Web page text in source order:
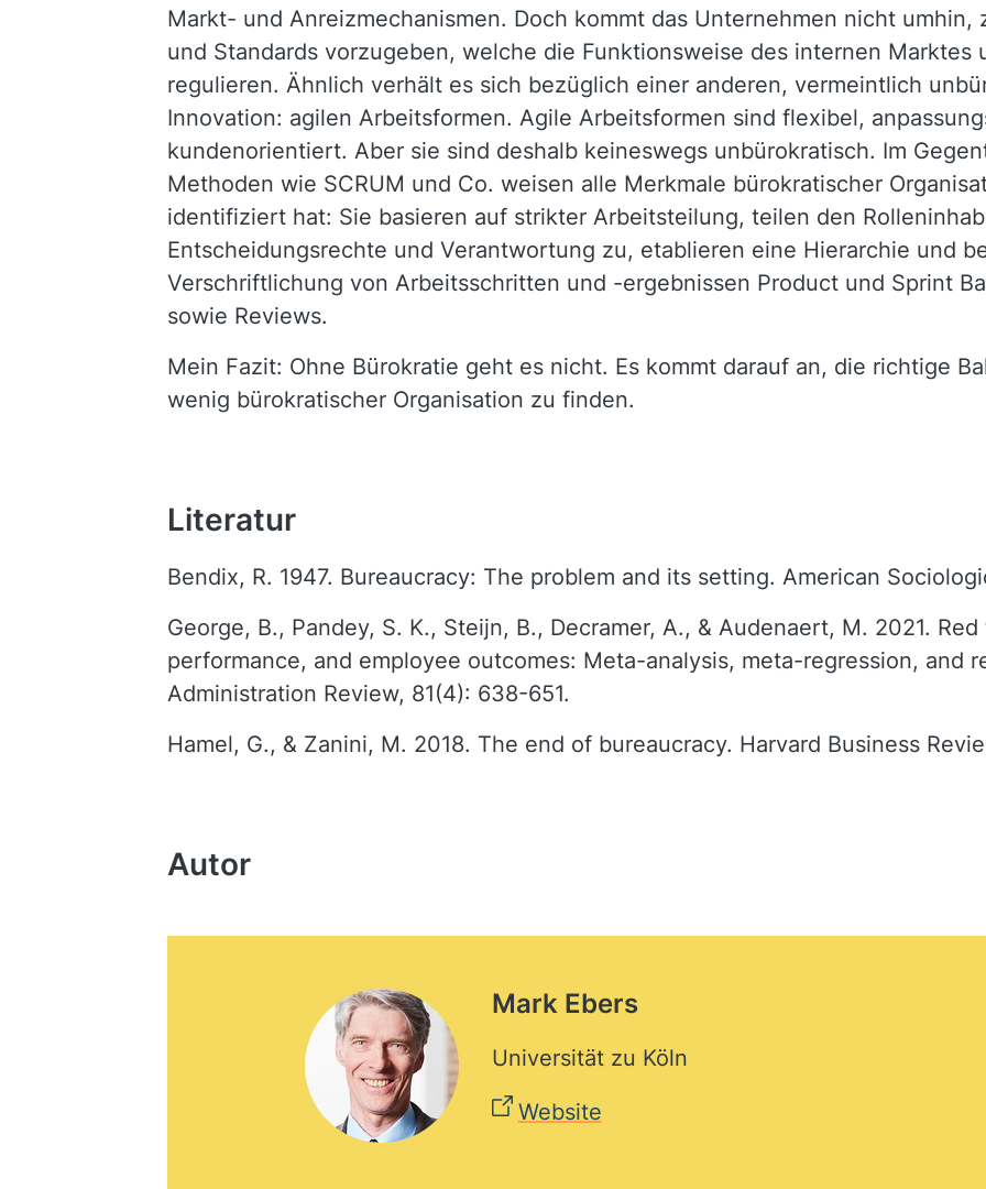
Markt- und Anreizmechanismen. Doch kommt das Unternehmen nicht umhin,
und Standards vorzugeben, welche die Funktionsweise des internen Marktes
regulieren. Ähnlich verhält es sich bezüglich einer anderen, vermeintlich
Innovation: agilen Arbeitsformen. Agile Arbeitsformen sind flexibel,
kundenorientiert. Aber sie sind deshalb keineswegs unbürokratisch. Im
Methoden wie SCRUM und Co. weisen alle Merkmale bürokratischer
identifiziert hat: Sie basieren auf strikter Arbeitsteilung, teilen den
Entscheidungsrechte und Verantwortung zu, etablieren eine Hierarchie und
Verschriftlichung von Arbeitsschritten und -ergebnissen Product und Sprint
sowie Reviews.
Mein Fazit: Ohne Bürokratie geht es nicht. Es kommt darauf an, die richtige
wenig bürokratischer Organisation zu finden.
Literatur
Bendix, R. 1947. Bureaucracy: The problem and its setting. American
George, B., Pandey, S. K., Steijn, B., Decramer, A., & Audenaert, M. 2021. Red
performance, and employee outcomes: Meta-analysis, meta-regression, and
Administration Review, 81(4): 638-651.
Hamel, G., & Zanini, M. 2018. The end of bureaucracy. Harvard Business
Autor
Mark Ebers
Universität zu Köln
Website